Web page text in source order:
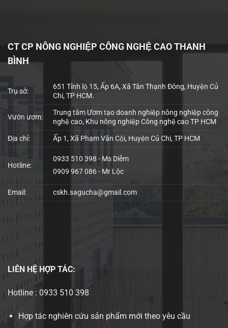
CT CP NÔNG NGHIỆP CÔNG NGHỆ CAO THANH
BÌNH
Trụ sở:
651 Tỉnh lộ 15, Ấp 6A, Xã Tân Thạnh Đông, Huyện Củ
Chi, TP HCM.
Vườn ươm:
Trung tâm Ươm tạo doanh nghiệp nông nghiệp công
nghệ cao, Khu nông nghiệp Công nghệ cao TP HCM
Địa chỉ: Ấp 1, Xã Phạm Văn Cội, Huyện Củ Chi, TP HCM
Hotline:
0933 510 398 - Ms Diễm
0909 967 086 - Mr Lộc
Email: cskh.sagucha@gmail.com
LIÊN HỆ HỢP TÁC:
Hotline : 0933 510 398
Hợp tác nghiên cứu sản phẩm mới theo yêu cầu